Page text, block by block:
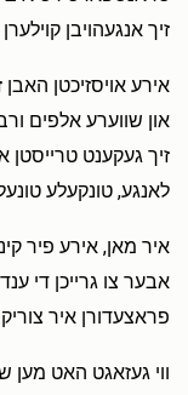
זיך אנגעהויבן
אירע אויסזיכטן האבן
און שווערע אלפים
זיך געקענט טרייסטן
לאנגע, טונקעלע
איר מאן, אירע פיר
אבער צו גרייכן די
פראצעדורן איר